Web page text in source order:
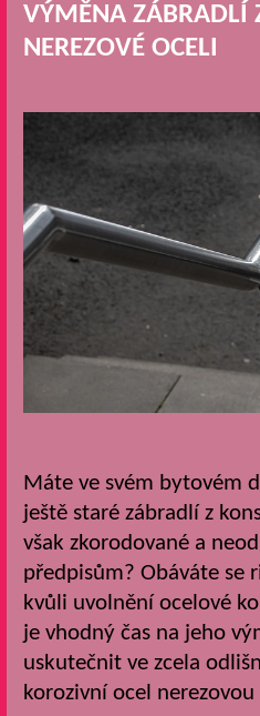
VÝMĚNA ZÁBRADLÍ
NEREZOVÉ OCELI
Máte ve svém bytovém
ještě staré zábradlí z
však zkorodované a
předpisům? Obáváte se
kvůli uvolnění ocelové
je vhodný čas na jeho
uskutečnit ve zcela
korozivní ocel